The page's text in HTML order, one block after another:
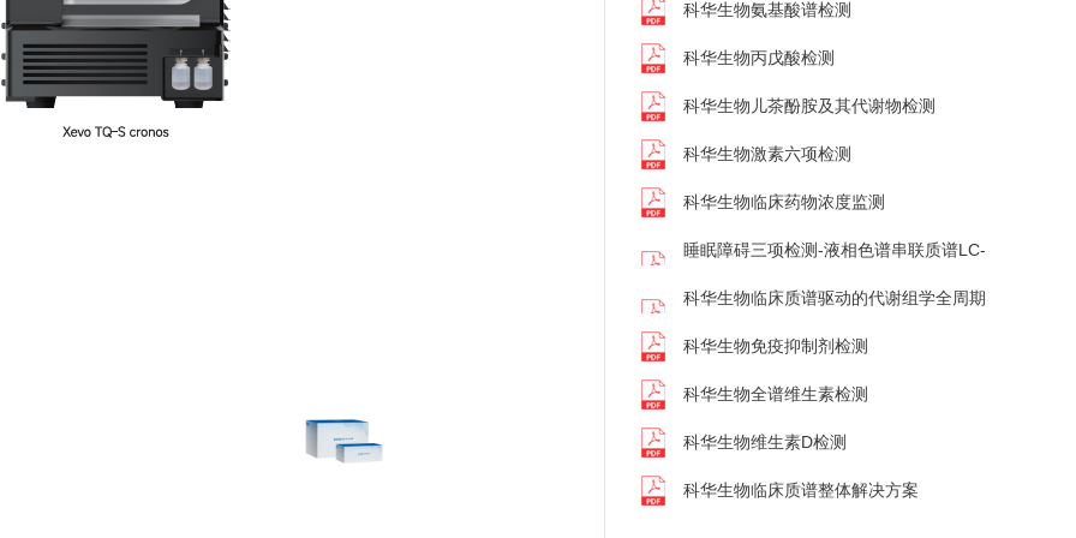
科华生物氨基酸谱检测
科华生物丙戊酸检测
科华生物儿茶酚胺及其代谢物检测
科华生物激素六项检测
科华生物临床药物浓度监测
睡眠障碍三项检测-液相色谱串联质谱LC-
科华生物临床质谱驱动的代谢组学全周期
科华生物免疫抑制剂检测
科华生物全谱维生素检测
科华生物维生素D检测
科华生物临床质谱整体解决方案